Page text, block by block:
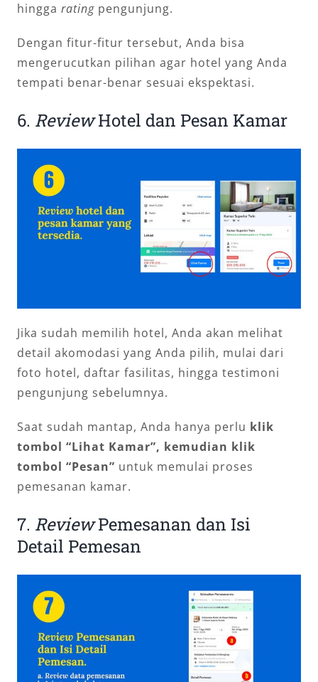
hingga rating pengunjung.
Dengan fitur-fitur tersebut, Anda bisa
mengerucutkan pilihan agar hotel yang Anda
tempati benar-benar sesuai ekspektasi.
6. ReviewHotel dan Pesan Kamar
Jika sudah memilih hotel, Anda akan melihat
detail akomodasi yang Anda pilih, mulai dari
foto hotel, daftar fasilitas, hingga testimoni
pengunjung sebelumnya.
Saat sudah mantap, Anda hanya perlu klik
tombol “Lihat Kamar”, kemudian klik
tombol “Pesan” untuk memulai proses
pemesanan kamar.
7. ReviewPemesanan dan Isi
Detail Pemesan